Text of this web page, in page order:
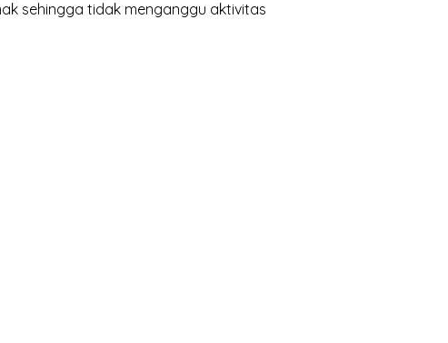
sehingga tidak menganggu aktivitas